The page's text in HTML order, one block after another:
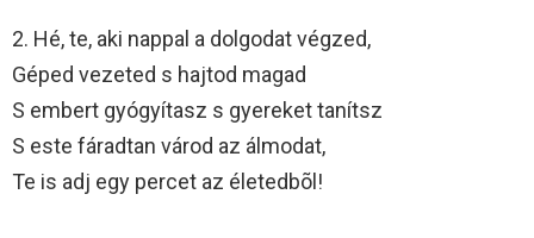
2. Hé, te, aki nappal a dolgodat végzed,
Géped vezeted s hajtod magad
S embert gyógyítasz s gyereket tanítsz
S este fáradtan várod az álmodat,
Te is adj egy percet az életedbõl!